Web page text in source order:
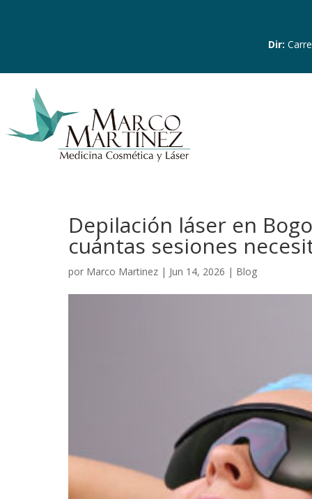
Dir:
Depilación láser en
cuántas sesiones
por Marco Martinez | Jun 14, 2026 | Blog